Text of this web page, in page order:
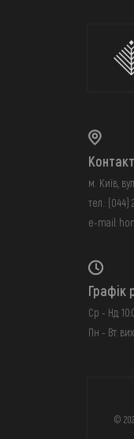
м. Київ,
тел.: (044)
e-mail:
Графік
Ср - Нд:
Пн - Вт:
©